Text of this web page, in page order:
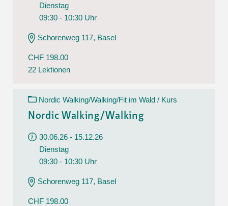
Dienstag
09:30 - 10:30 Uhr
Schorenweg 117, Basel
CHF 198.00
22 Lektionen
Nordic Walking/Walking/Fit im Wald / Kurs
Nordic Walking/Walking
30.06.26 - 15.12.26
Dienstag
09:30 - 10:30 Uhr
Schorenweg 117, Basel
CHF 198.00